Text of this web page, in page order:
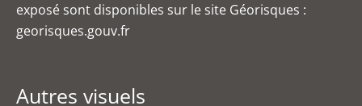
exposé sont disponibles sur le site Géorisques :
georisques.gouv.fr
Autres visuels